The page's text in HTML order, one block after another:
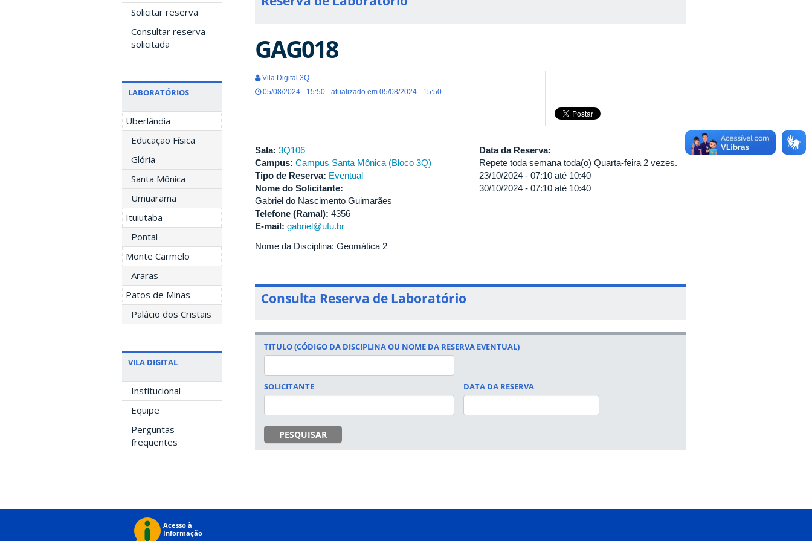
Solicitar reserva
Consultar reserva
solicitada
LABORATÓRIOS
Uberlândia
Educação Física
Glória
Santa Mônica
Umuarama
Ituiutaba
Pontal
Monte Carmelo
Araras
Patos de Minas
Palácio dos Cristais
VILA DIGITAL
Institucional
Equipe
Perguntas
frequentes
GAG018
Vila Digital 3Q
05/08/2024 - 15:50 - atualizado em 05/08/2024 - 15:50
Sala: 3Q106
Campus: Campus Santa Mônica (Bloco 3Q)
Tipo de Reserva: Eventual
Nome do Solicitante:
Gabriel do Nascimento Guimarães
Telefone (Ramal): 4356
E-mail: gabriel@ufu.br
Data da Reserva:
Repete toda semana toda(o) Quarta-feira 2 vezes.
23/10/2024 -07:10 até 10:40
30/10/2024 -07:10 até 10:40
Nome da Disciplina: Geomática 2
Consulta Reserva de Laboratório
TITULO (CÓDIGO DA DISCIPLINA OU NOME DA RESERVA EVENTUAL)
SOLICITANTE DATA DA RESERVA
PESQUISAR